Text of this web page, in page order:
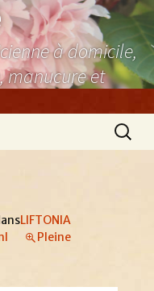
à domicile,
manucure et
LIFTONIA
Pleine